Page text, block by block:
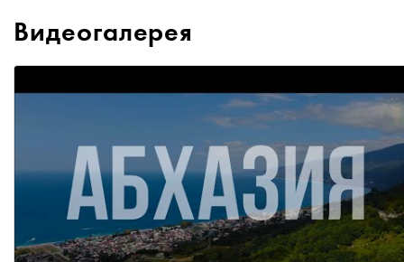
Видеогалерея